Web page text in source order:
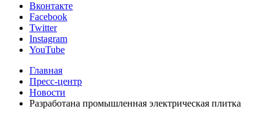
Вконтакте
Facebook
Twitter
Instagram
YouTube
Главная
Пресс-центр
Новости
Разработана промышленная электрическая плитка